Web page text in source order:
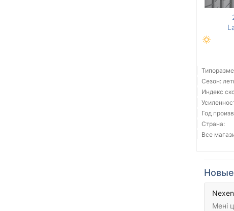
Сезон:
Индекс
Год
Страна:
Все
Мені